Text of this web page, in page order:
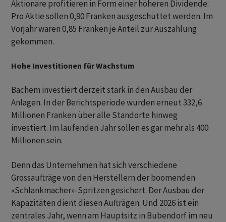
Aktionäre profitieren in Form einer höheren Dividende:
Pro Aktie sollen 0,90 Franken ausgeschüttet werden. Im
Vorjahr waren 0,85 Franken je Anteil zur Auszahlung
gekommen.
Hohe Investitionen für Wachstum
Bachem investiert derzeit stark in den Ausbau der
Anlagen. In der Berichtsperiode wurden erneut 332,6
Millionen Franken über alle Standorte hinweg
investiert. Im laufenden Jahr sollen es gar mehr als 400
Millionen sein.
Denn das Unternehmen hat sich verschiedene
Grossaufträge von den Herstellern der boomenden
«Schlankmacher»-Spritzen gesichert. Der Ausbau der
Kapazitäten dient diesen Aufträgen. Und 2026 ist ein
zentrales Jahr, wenn am Hauptsitz in Bubendorf im neu